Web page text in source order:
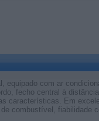
equipado com ar
fecho central à
características. Em
combustível, fiabilidade